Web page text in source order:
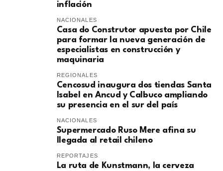
inflación
NACIONALES
Casa do Construtor apuesta por Chile
para formar la nueva generación de
especialistas en construcción y
maquinaria
REGIONALES
Cencosud inaugura dos tiendas Santa
Isabel en Ancud y Calbuco ampliando
su presencia en el sur del país
NACIONALES
Supermercado Ruso Mere afina su
llegada al retail chileno
REPORTAJES
La ruta de Kunstmann, la cerveza